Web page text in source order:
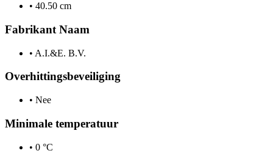
• 40.50 cm
Fabrikant Naam
• A.I.&E. B.V.
Overhittingsbeveiliging
• Nee
Minimale temperatuur
• 0 °C